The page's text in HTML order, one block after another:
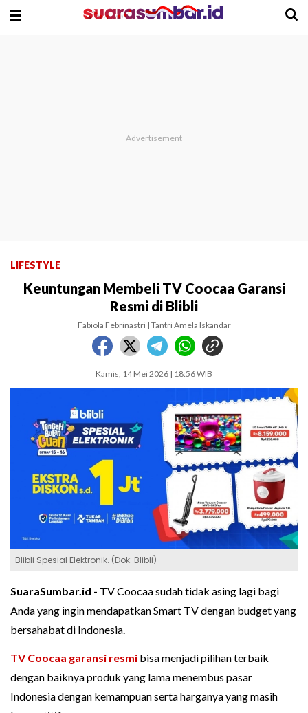
LIFESTYLE
Keuntungan Membeli TV Coocaa Garansi
Resmi di Blibli
Fabiola Febrinastri | Tantri Amela Iskandar
Kamis, 14 Mei 2026 | 18:56 WIB
Blibli Spesial Elektronik. (Dok: Blibli)
SuaraSumbar.id - TV Coocaa sudah tidak asing lagi bagi
Anda yang ingin mendapatkan Smart TV dengan budget yang
bersahabat di Indonesia.
TV Coocaa garansi resmi bisa menjadi pilihan terbaik
dengan baiknya produk yang lama menembus pasar
Indonesia dengan kemampuan serta harganya yang masih